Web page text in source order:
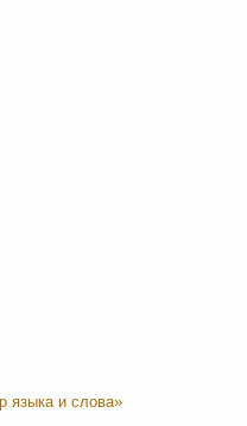
языка и слова»